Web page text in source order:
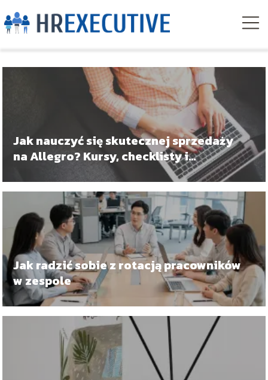
Jak nauczyć się skutecznej sprzedaży
na Allegro? Kursy, checklisty i
szkolenia dla sprzedawców
Jak radzić sobie z rotacją pracowników
w zespole